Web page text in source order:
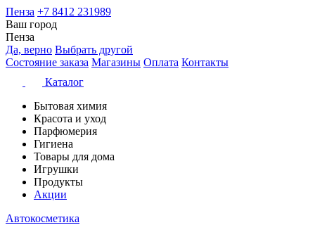
Пенза +7 8412 231989
Ваш город
Пенза
Да, верно Выбрать другой
Состояние заказа Магазины Оплата Контакты
Каталог
Бытовая химия
Красота и уход
Парфюмерия
Гигиена
Товары для дома
Игрушки
Продукты
Акции
Автокосметика